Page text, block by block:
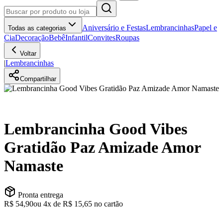
Todas as categorias Aniversário e FestasLembrancinhasPapel e
CiaDecoraçãoBebêInfantilConvitesRoupas
Voltar
|Lembrancinhas
Compartilhar
Lembrancinha Good Vibes
Gratidão Paz Amizade Amor
Namaste
Pronta entrega
R$ 54,90ou 4x de R$ 15,65 no cartão